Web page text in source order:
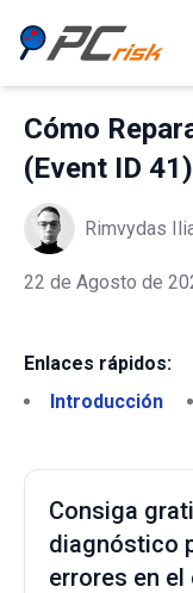
Cómo
(Event ID 41)
Rimvydas
22 de Agosto de
Enlaces rápidos:
Introducción
Consiga
diagnóstico
errores en el